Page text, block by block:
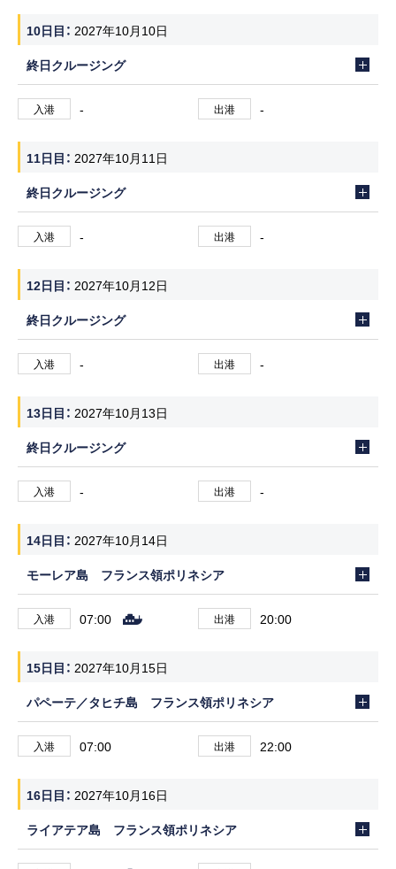
10日目
2027年10月10日
終日クルージング
入港 - 出港 -
11日目
2027年10月11日
終日クルージング
入港 - 出港 -
12日目
2027年10月12日
終日クルージング
入港 - 出港 -
13日目
2027年10月13日
終日クルージング
入港 - 出港 -
14日目
2027年10月14日
モーレア島 フランス領ポリネシア
入港 07:00 出港 20:00
15日目
2027年10月15日
パペーテ／タヒチ島 フランス領ポリネシア
入港 07:00 出港 22:00
16日目
2027年10月16日
ライアテア島 フランス領ポリネシア